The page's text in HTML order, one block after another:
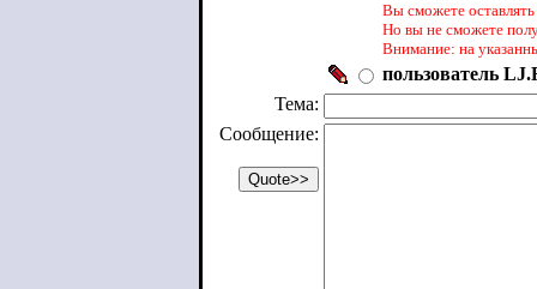
Вы сможете
Но вы не сможете
Внимание: на
пользователь
Тема:
Сообщение: